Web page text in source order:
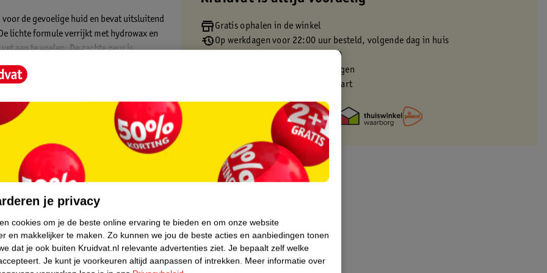
voor de gevoelige huid en bevat uitsluitend
lichte formule verrijkt met hydrowax en
aan te voelen. De zachte geur is
boekt: je handcrème, gezichtscrème,
dan eens de NIVEA Care Sensitive
de dag, 24 uur lang
Gratis ophalen in de winkel
Op werkdagen voor 22:00 uur besteld, volgende dag in huis
Gratis thuisbezorgd vanaf 50.00
Gratis retourneren binnen 30 dagen
Gratis punten met je Kruidvat kaart
je privacy
cookies om je de beste online ervaring te bieden en om onze website
en makkelijker te maken. Zo kunnen we jou de beste acties en aanbiedingen tonen
dat je ook buiten Kruidvat.nl relevante advertenties ziet. Je bepaalt zelf welke
Je kunt je voorkeuren altijd aanpassen of intrekken. Meer informatie over